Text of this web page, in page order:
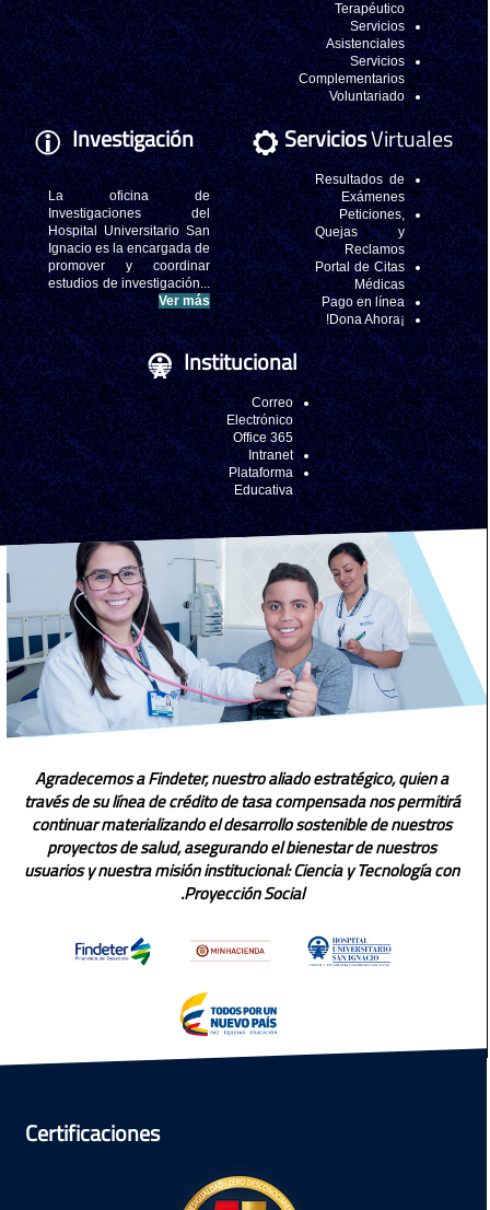
Terapéutico
Servicios
Asistenciales
Servicios
Complementarios
Voluntariado
ServiciosVirtuales
Resultados de
Exámenes
Peticiones,
Quejas y
Reclamos
Portal de Citas
Médicas
Pago en línea
¡Dona Ahora!
Investigación
La oficina de
Investigaciones del
Hospital Universitario San
Ignacio es la encargada de
promover y coordinar
estudios de investigación...
Ver más
Institucional
Correo
Electrónico
Office 365
Intranet
Plataforma
Educativa
Agradecemos a Findeter, nuestro aliado estratégico, quien a
través de su línea de crédito de tasa compensada nos permitirá
continuar materializando el desarrollo sostenible de nuestros
proyectos de salud, asegurando el bienestar de nuestros
usuarios y nuestra misión institucional: Ciencia y Tecnología con
Proyección Social.
Certificaciones